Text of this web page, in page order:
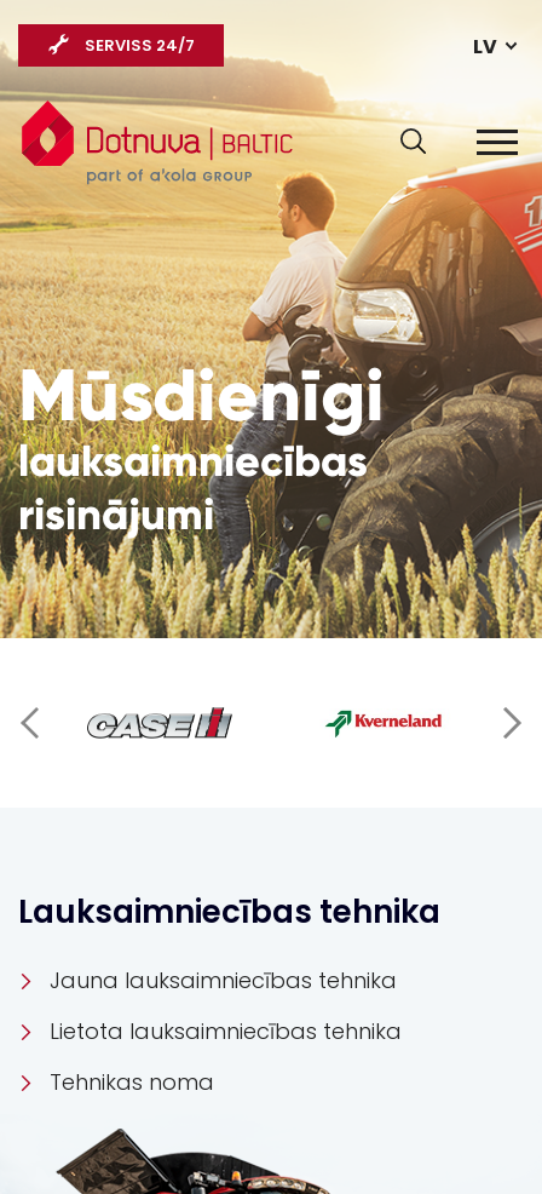
LV
SERVISS 24/7
Mūsdienīgi
lauksaimniecības
risinājumi
Lauksaimniecības tehnika
Jauna lauksaimniecības tehnika
Lietota lauksaimniecības tehnika
Tehnikas noma